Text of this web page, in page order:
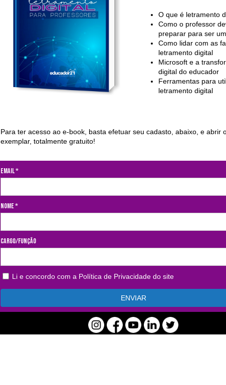
O que é letramento
Como o professor
preparar para ser
Como lidar com as
letramento digital
Microsoft e a
digital do educador
Ferramentas para
letramento digital
Para ter acesso ao e-book, basta efetuar seu cadasto, abaixo, e abrir
exemplar, totalmente gratuito!
Email *
Nome *
Cargo/Função
Li e concordo com a Política de Privacidade do site